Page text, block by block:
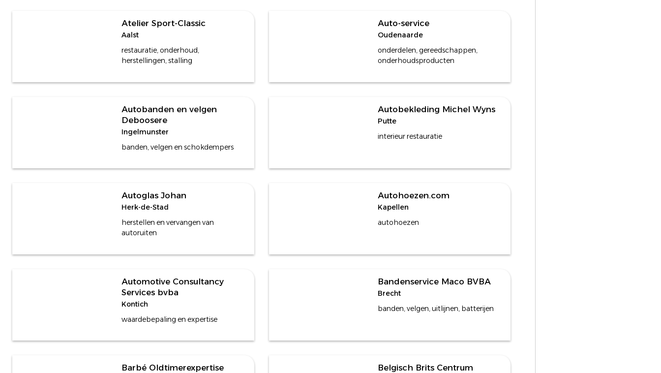
Atelier Sport-Classic
Aalst
restauratie, onderhoud,
herstellingen, stalling
Auto-service
Oudenaarde
onderdelen, gereedschappen,
onderhoudsproducten
Autobanden en velgen
Deboosere
Ingelmunster
banden, velgen en schokdempers
Autobekleding Michel Wyns
Putte
interieur restauratie
Autoglas Johan
Herk-de-Stad
herstellen en vervangen van
autoruiten
Autohoezen.com
Kapellen
autohoezen
Automotive Consultancy
Services bvba
Kontich
waardebepaling en expertise
Bandenservice Maco BVBA
Brecht
banden, velgen, uitlijnen, batterijen
Barbé Oldtimerexpertise Belgisch Brits Centrum